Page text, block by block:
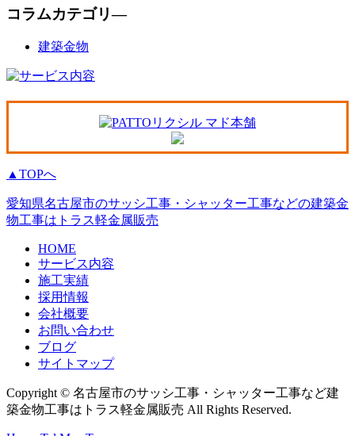
コラムカテゴリ―
建築金物
▲TOPへ
愛知県名古屋市のサッシ工事・シャッター工事などの建築金
物工事はトラス軽金属販売
HOME
サービス内容
施工実績
採用情報
会社概要
お問い合わせ
ブログ
サイトマップ
Copyright © 名古屋市のサッシ工事・シャッター工事など建
築金物工事はトラス軽金属販売 All Rights Reserved.